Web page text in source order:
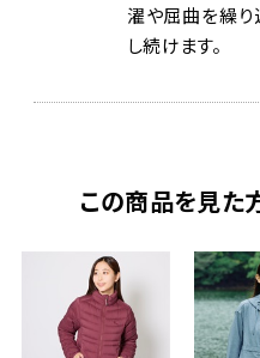
濯や屈曲を繰
し続けます。
この商品を見た